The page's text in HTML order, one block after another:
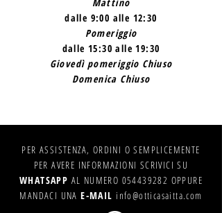
Mattino
dalle 9:00 alle 12:30
Pomeriggio
dalle 15:30 alle 19:30
Giovedì pomeriggio Chiuso
Domenica Chiuso
PER ASSISTENZA, ORDINI O SEMPLICEMENTE
PER AVERE INFORMAZIONI SCRIVICI SU
WHATSAPP AL NUMERO 054439282 OPPURE
MANDACI UNAE-MAIL info@otticasaitta.com